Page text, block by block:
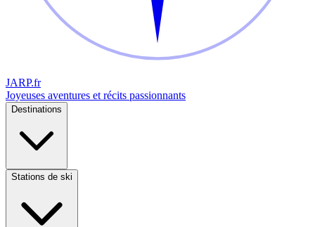
JARP.fr
Joyeuses aventures et récits passionnants
Destinations
Stations de ski